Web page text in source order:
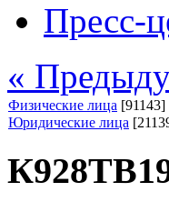
Пресс-
«
Физические лица [91143]
Юридические лица